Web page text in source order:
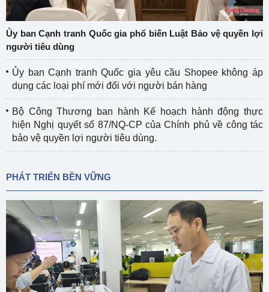
Ủy ban Cạnh tranh Quốc gia phổ biến Luật Bảo vệ quyền lợi
người tiêu dùng
Ủy ban Cạnh tranh Quốc gia yêu cầu Shopee không áp
dụng các loại phí mới đối với người bán hàng
Bộ Công Thương ban hành Kế hoạch hành động thực
hiện Nghị quyết số 87/NQ-CP của Chính phủ về công tác
bảo vệ quyền lợi người tiêu dùng.
PHÁT TRIỂN BỀN VỮNG